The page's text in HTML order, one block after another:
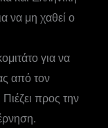
να μη χαθεί ο
για να
από τον
προς την